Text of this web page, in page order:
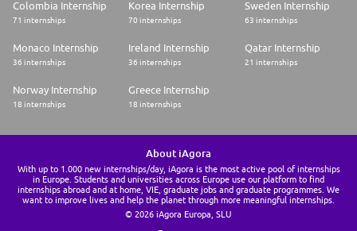
Colombia Internship
71 internships
Korea Internship
70 internships
Sweden Internship
63 internships
Monaco Internship
36 internships
Ireland Internship
36 internships
Qatar Internship
21 internships
Norway Internship
18 internships
Greece Internship
18 internships
About iAgora
With up to 1.000 new internships/day, iAgora is the most active pool of internships
in Europe. Students and universities across Europe use our platform to find
internships abroad and at home, VIE, graduate jobs and graduate programmes. We
want to improve lives and help the planet through more meaningful internships.
© 2026 iAgora Europa, SLU